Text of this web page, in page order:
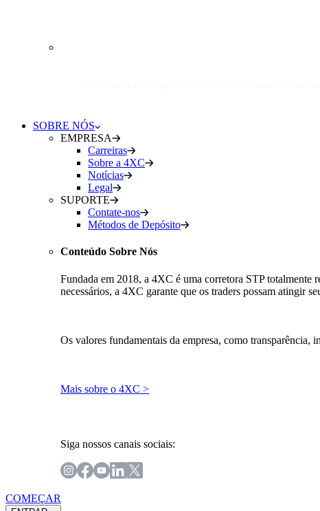
SOBRE NÓS
EMPRESA
Carreiras
Sobre a 4XC
Notícias
Legal
SUPORTE
Contate-nos
Métodos de Depósito
Conteúdo Sobre Nós
Fundada em 2018, a 4XC é uma corretora STP totalmente
necessários, a 4XC garante que os traders possam atingir
Os valores fundamentais da empresa, como
Mais sobre o 4XC >
Siga nossos canais sociais:
COMEÇAR